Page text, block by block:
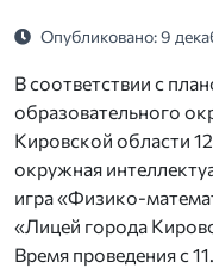
Опубликовано: 9
В соответствии с
образовательного
Кировской области
окружная
игра «Физико-
«Лицей города
Время проведения с